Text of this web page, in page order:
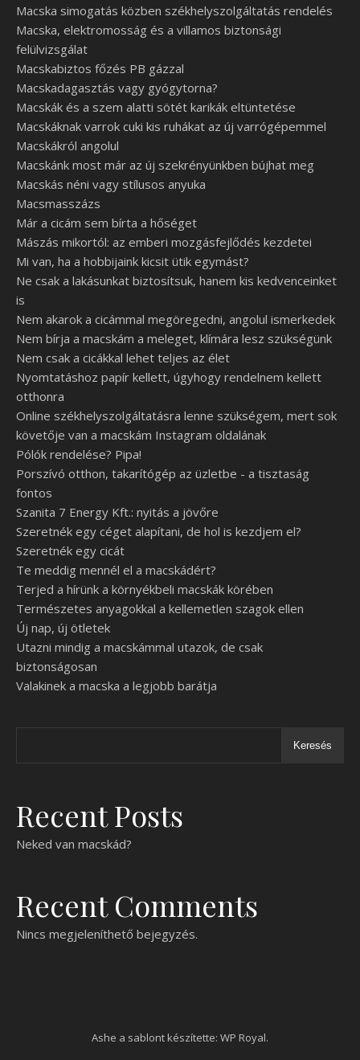
Macska simogatás közben székhelyszolgáltatás rendelés
Macska, elektromosság és a villamos biztonsági
felülvizsgálat
Macskabiztos főzés PB gázzal
Macskadagasztás vagy gyógytorna?
Macskák és a szem alatti sötét karikák eltüntetése
Macskáknak varrok cuki kis ruhákat az új varrógépemmel
Macskákról angolul
Macskánk most már az új szekrényünkben bújhat meg
Macskás néni vagy stílusos anyuka
Macsmasszázs
Már a cicám sem bírta a hőséget
Mászás mikortól: az emberi mozgásfejlődés kezdetei
Mi van, ha a hobbijaink kicsit ütik egymást?
Ne csak a lakásunkat biztosítsuk, hanem kis kedvenceinket
is
Nem akarok a cicámmal megöregedni, angolul ismerkedek
Nem bírja a macskám a meleget, klímára lesz szükségünk
Nem csak a cicákkal lehet teljes az élet
Nyomtatáshoz papír kellett, úgyhogy rendelnem kellett
otthonra
Online székhelyszolgáltatásra lenne szükségem, mert sok
követője van a macskám Instagram oldalának
Pólók rendelése? Pipa!
Porszívó otthon, takarítógép az üzletbe - a tisztaság
fontos
Szanita 7 Energy Kft.: nyitás a jövőre
Szeretnék egy céget alapítani, de hol is kezdjem el?
Szeretnék egy cicát
Te meddig mennél el a macskádért?
Terjed a hírünk a környékbeli macskák körében
Természetes anyagokkal a kellemetlen szagok ellen
Új nap, új ötletek
Utazni mindig a macskámmal utazok, de csak
biztonságosan
Valakinek a macska a legjobb barátja
Keresés
Recent Posts
Neked van macskád?
Recent Comments
Nincs megjeleníthető bejegyzés.
Ashe a sablont készítette: WP Royal.